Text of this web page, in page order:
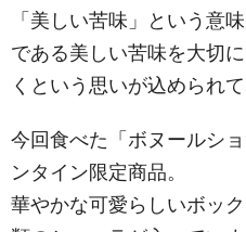
「美しい苦味」という意
である美しい苦味を大切
くという思いが込められて
今回食べた「ボヌールシ
ンタイン限定商品。
華やかな可愛らしいボッ